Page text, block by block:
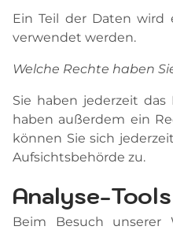
Ein Teil der Daten wird
verwendet werden.
Welche Rechte haben
Sie haben jederzeit
haben außerdem ein
können Sie sich
Aufsichtsbehörde zu.
Analyse-
Beim Besuch unserer